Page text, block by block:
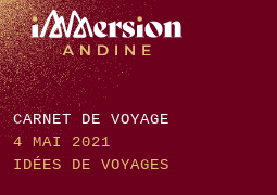
Skip
to
content
CARNET DE VOYAGE
4 MAI 2021
IDÉES DE VOYAGES
Panneau de gestion des cookies